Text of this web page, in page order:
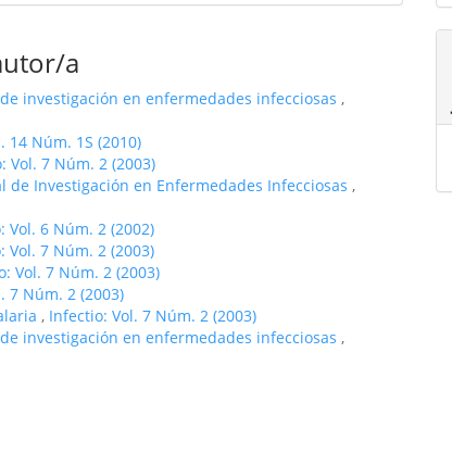
a
investigación en enfermedades infecciosas ,
14 Núm. 1S (2010)
Vol. 7 Núm. 2 (2003)
de Investigación en Enfermedades Infecciosas ,
Vol. 6 Núm. 2 (2002)
Vol. 7 Núm. 2 (2003)
Vol. 7 Núm. 2 (2003)
7 Núm. 2 (2003)
, Infectio: Vol. 7 Núm. 2 (2003)
investigación en enfermedades infecciosas ,